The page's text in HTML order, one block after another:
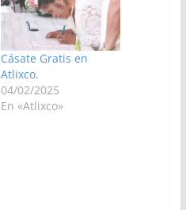
Cásate Gratis en
Atlixco.
04/02/2025
En «Atlixco»